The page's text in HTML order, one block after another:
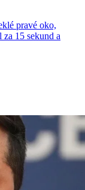
pravé oko,
15 sekund a